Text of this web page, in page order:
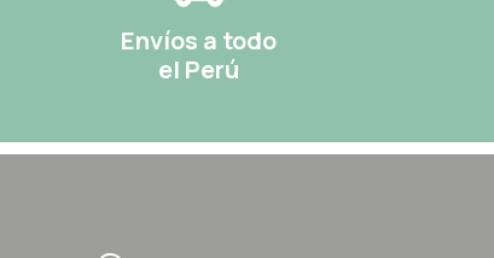
Envíos a todo
el Perú